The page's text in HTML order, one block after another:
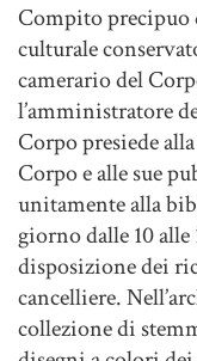
Compito precipuo
culturale
camerario del
l’amministratore
Corpo presiede
Corpo e alle sue
unitamente alla
giorno dalle 10
disposizione dei
cancelliere.
collezione di